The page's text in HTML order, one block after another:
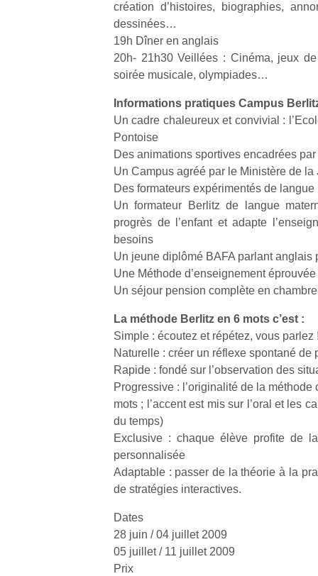
création d’histoires, biographies,
dessinées…
19h Dîner en anglais
20h- 21h30 Veillées : Cinéma, jeux
soirée musicale, olympiades…
Informations pratiques Campus
Un cadre chaleureux et convivial :
Pontoise
Des animations sportives encadrées
Un Campus agréé par le Ministère de
Des formateurs expérimentés de
Un formateur Berlitz de langue
progrès de l’enfant et adapte
besoins
Un jeune diplômé BAFA parlant anglais
Une Méthode d’enseignement
Un séjour pension complète en
La méthode Berlitz en 6 mots c’est :
Simple : écoutez et répétez, vous parlez
Naturelle : créer un réflexe spontané de
Rapide : fondé sur l’observation des
Progressive : l’originalité de la
mots ; l’accent est mis sur l’oral et les
du temps)
Exclusive : chaque élève profite de la
personnalisée
Adaptable : passer de la théorie à la
de stratégies interactives.
Dates
28 juin / 04 juillet 2009
05 juillet / 11 juillet 2009
Prix
une
trottinette
mécanique
Beeper
enfants
débordent
souvent
d’énergie.
Varier les
occupations
toujours
simple.
divertissement,
activité
ou
apprentissage…
trampolines
pour les
les petits !
Durant les
estivales
et avec le
retour des
beaux
jours, c’est
l’occasion
pour les
enfants
de…
de